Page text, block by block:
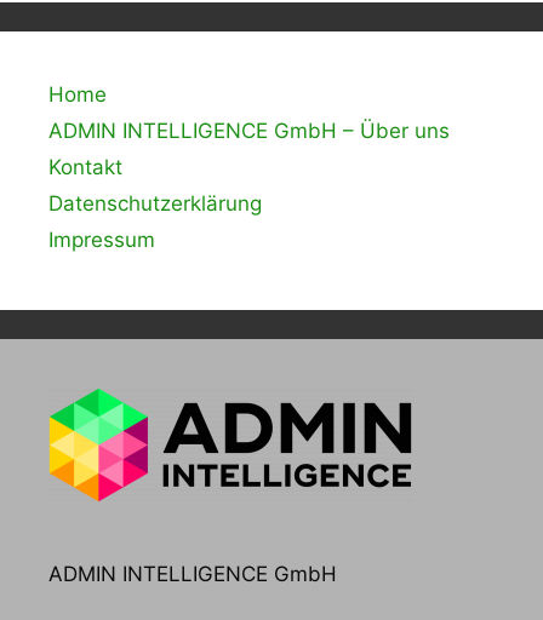
Home
ADMIN INTELLIGENCE GmbH – Über uns
Kontakt
Datenschutzerklärung
Impressum
ADMIN INTELLIGENCE GmbH